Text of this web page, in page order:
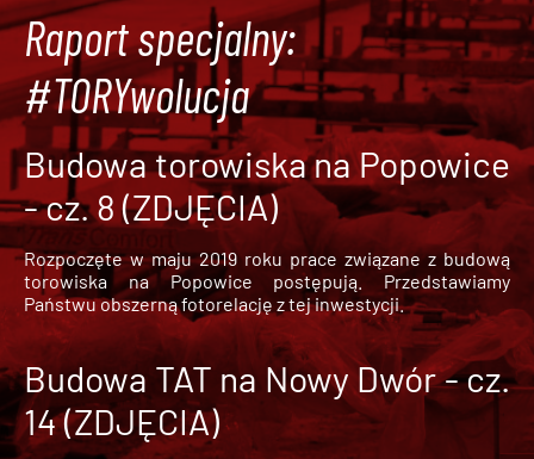
Raport specjalny:
#TORYwolucja
Budowa torowiska na Popowice
- cz. 8 (ZDJĘCIA)
Rozpoczęte w maju 2019 roku prace związane z budową
torowiska na Popowice
postępują. Przedstawiamy
Państwu obszerną fotorelację z tej inwestycji.
Budowa TAT na Nowy Dwór - cz.
14 (ZDJĘCIA)